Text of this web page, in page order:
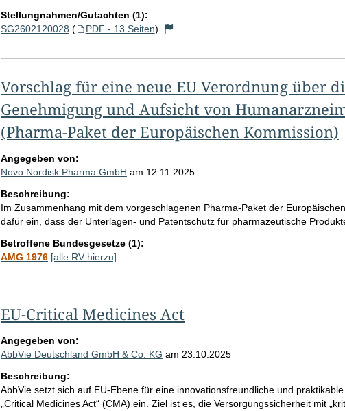
Stellungnahmen/Gutachten (1):
SG2602120028 ( PDF - 13 Seiten)
Vorschlag für eine neue EU Verordnung über
Genehmigung und Aufsicht von
(Pharma-Paket der Europäischen Kommission)
Angegeben von:
Novo Nordisk Pharma GmbH am 12.11.2025
Beschreibung:
Im Zusammenhang mit dem vorgeschlagenen Pharma-Paket der
dafür ein, dass der Unterlagen- und Patentschutz für pharmazeutische
Betroffene Bundesgesetze (1):
AMG 1976 [alle RV hierzu]
EU-Critical Medicines Act
Angegeben von:
AbbVie Deutschland GmbH & Co. KG am 23.10.2025
Beschreibung:
AbbVie setzt sich auf EU-Ebene für eine innovationsfreundliche und
„Critical Medicines Act“ (CMA) ein. Ziel ist es, die Versorgungssicherheit mit